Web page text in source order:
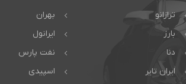
ترازانو
بارز
دنا
ایران تایر
بهران
ایرانول
نفت پارس
اسپیدی